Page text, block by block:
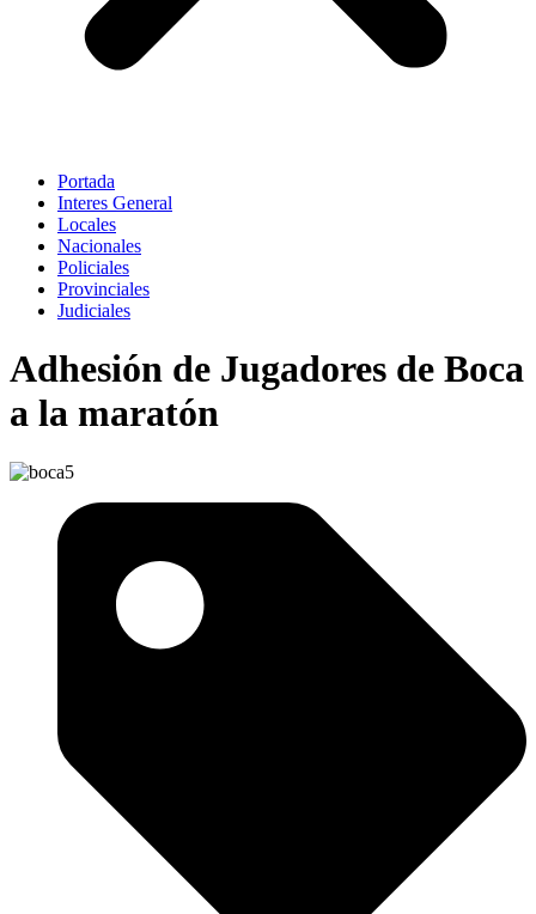
Portada
Interes General
Locales
Nacionales
Policiales
Provinciales
Judiciales
Adhesión de Jugadores de Boca
a la maratón